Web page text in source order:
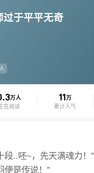
过于平平无奇
万人
在阅读
11万
累计人气
段..呸~，先天满魂力！”
便是传说！”